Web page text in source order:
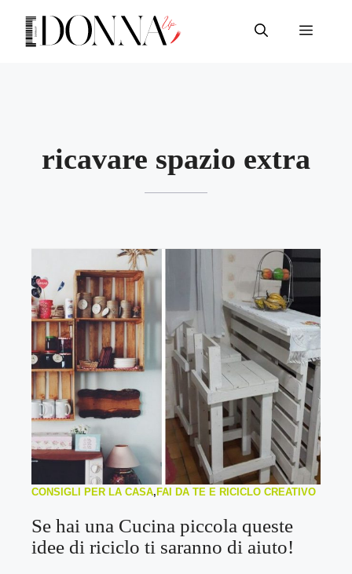
contenuto
Menu
ricavare spazio extra
CONSIGLI PER LA CASA, FAI DA TE E RICICLO CREATIVO
Se hai una Cucina piccola queste
idee di riciclo ti saranno di aiuto!